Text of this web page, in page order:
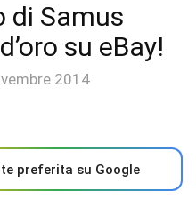
Samus
su eBay!
2014
preferita su Google